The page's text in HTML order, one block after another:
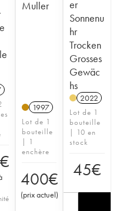
€
Muller
1997
Lot de 1
bouteille
| 1
enchère
400€
(prix actuel)
er
Sonnenu
hr
Trocken
Grosses
Gewäc
hs
2022
Lot de 1
bouteille
| 10 en
stock
45€